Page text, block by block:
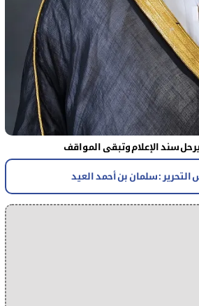
سند الإعلام وتبقى المواقف
التحرير : سلمان بن أحمد العيد